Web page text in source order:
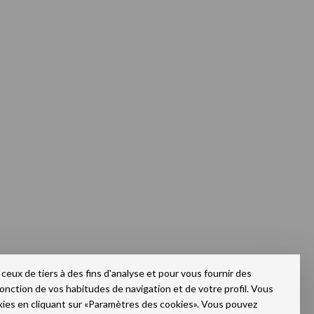
de tiers à des fins d'analyse et pour vous fournir des
de vos habitudes de navigation et de votre profil. Vous
en cliquant sur «Paramètres des cookies». Vous pouvez